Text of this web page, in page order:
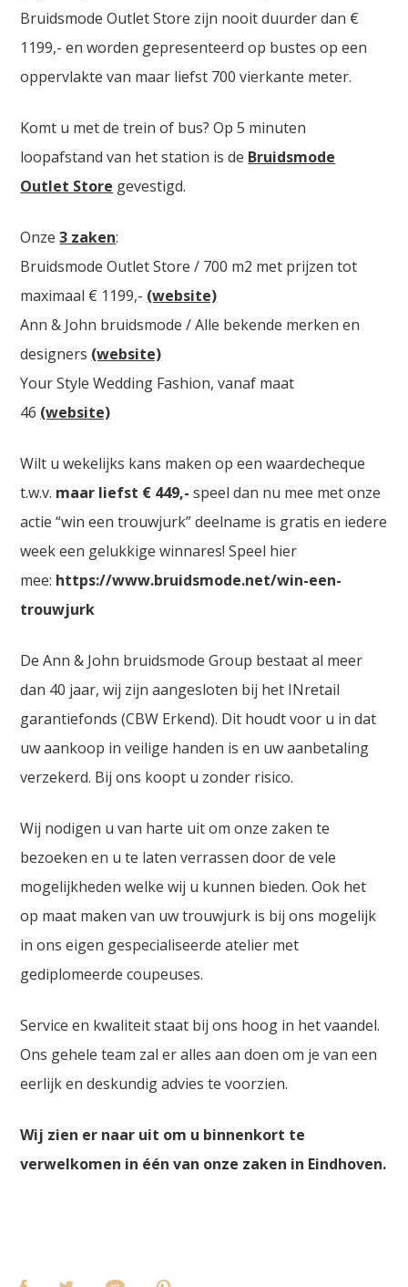
Bruidsmode Outlet Store zijn nooit duurder dan €
1199,- en worden gepresenteerd op bustes op een
oppervlakte van maar liefst 700 vierkante meter.
Komt u met de trein of bus? Op 5 minuten
loopafstand van het station is de Bruidsmode
Outlet Store gevestigd.
Onze3 zaken:
Bruidsmode Outlet Store / 700 m2 met prijzen tot
maximaal € 1199,- (website)
Ann & John bruidsmode / Alle bekende merken en
designers (website)
Your Style Wedding Fashion, vanaf maat
46 (website)
Wilt u wekelijks kans maken op een waardecheque
t.w.v. maar liefst € 449,- speel dan nu mee met onze
actie “win een trouwjurk” deelname is gratis en iedere
week een gelukkige winnares! Speel hier
mee: https://www.bruidsmode.net/win-een-
trouwjurk
De Ann & John bruidsmode Group bestaat al meer
dan 40 jaar, wij zijn aangesloten bij het INretail
garantiefonds (CBW Erkend). Dit houdt voor u in dat
uw aankoop in veilige handen is en uw aanbetaling
verzekerd. Bij ons koopt u zonder risico.
Wij nodigen u van harte uit om onze zaken te
bezoeken en u te laten verrassen door de vele
mogelijkheden welke wij u kunnen bieden. Ook het
op maat maken van uw trouwjurk is bij ons mogelijk
in ons eigen gespecialiseerde atelier met
gediplomeerde coupeuses.
Service en kwaliteit staat bij ons hoog in het vaandel.
Ons gehele team zal er alles aan doen om je van een
eerlijk en deskundig advies te voorzien.
Wij zien er naar uit om u binnenkort te
verwelkomen in één van onze zaken in Eindhoven.